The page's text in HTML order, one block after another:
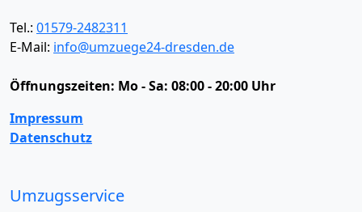
Tel.: 01579-2482311
E-Mail: info@umzuege24-dresden.de
Öffnungszeiten: Mo - Sa: 08:00 - 20:00 Uhr
Impressum
Datenschutz
Umzugsservice